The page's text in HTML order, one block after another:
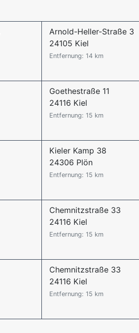
Arnold-Heller-Straße 3
24105 Kiel
Entfernung: 14 km
Goethestraße 11
24116 Kiel
Entfernung: 15 km
Kieler Kamp 38
24306 Plön
Entfernung: 15 km
Chemnitzstraße 33
24116 Kiel
Entfernung: 15 km
Chemnitzstraße 33
24116 Kiel
Entfernung: 15 km